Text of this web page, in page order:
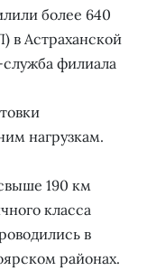
более 640
в Астраханской
филиала
нагрузкам.
190 км
класса
в
районах.